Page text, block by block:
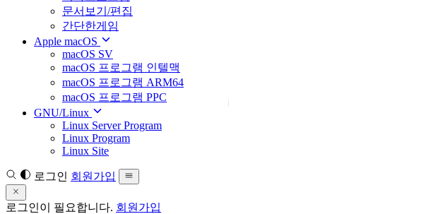
문서보기/편집
간단한게임
Apple macOS
macOS SV
macOS 프로그램 인텔맥
macOS 프로그램 ARM64
macOS 프로그램 PPC
GNU/Linux
Linux Server Program
Linux Program
Linux Site
로그인 회원가입
로그인이 필요합니다. 회원가입